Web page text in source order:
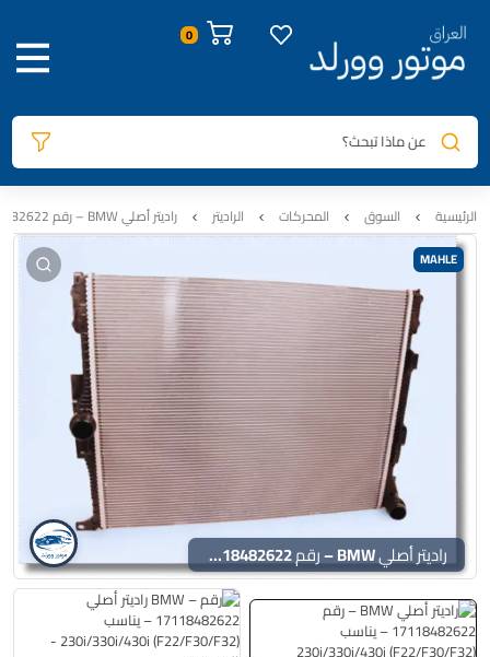
0
عن ماذا تبحث؟
الرئيسية السوق المحركات الراديتر راديتر أصلي BMW – رقم 17118482622 – يناسب 230i/330i/430i (F22/F30/F32)
صور المنتج معلومات المنتج الوصف السيارات المتوافقة
MAHLE
راديتر أصلي BMW – رقم 17118482622 – يناسب 230i/330i/430i (F22/F30/F32)